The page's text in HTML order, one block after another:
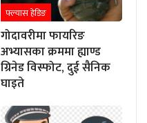
फ्ल्यास हेडिङ
गोदावरीमा फायरिङ
अभ्यासका क्रममा ह्याण्ड
ग्रिनेड विस्फोट, दुई सैनिक
घाइते